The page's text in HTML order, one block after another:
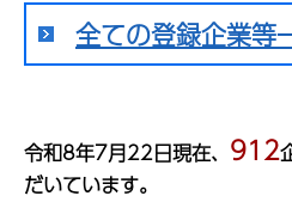
全ての登録企業等
令和8年7月22日現在、 912
だいています。